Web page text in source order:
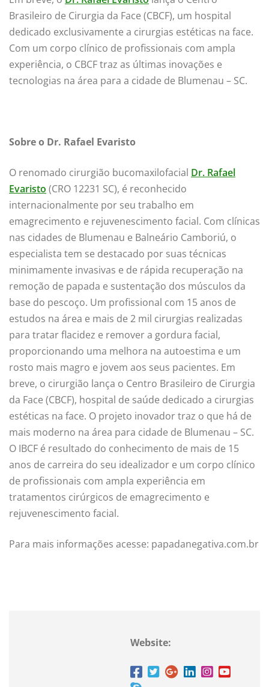
Brasileiro de Cirurgia da Face (CBCF), um hospital
dedicado exclusivamente a cirurgias estéticas na face.
Com um corpo clínico de profissionais com ampla
experiência, o CBCF traz as últimas inovações e
tecnologias na área para a cidade de Blumenau – SC.
Sobre o Dr. Rafael Evaristo
O renomado cirurgião bucomaxilofacial Dr. Rafael
Evaristo (CRO 12231 SC), é reconhecido
internacionalmente por seu trabalho em
emagrecimento e rejuvenescimento facial. Com clínicas
nas cidades de Blumenau e Balneário Camboriú, o
especialista tem se destacado por suas técnicas
minimamente invasivas e de rápida recuperação na
remoção de papada e sustentação dos músculos da
base do pescoço. Um profissional com 15 anos de
estudos na área e mais de 2 mil cirurgias realizadas
para tratar flacidez e remover a gordura facial,
proporcionando uma melhora na autoestima e um
rosto mais magro e jovem aos seus pacientes. Em
breve, o cirurgião lança o Centro Brasileiro de Cirurgia
da Face (CBCF), hospital de saúde dedicado a cirurgias
estéticas na face. O projeto inovador traz o que há de
mais moderno na área para cidade de Blumenau – SC.
O IBCF é resultado do conhecimento de mais de 15
anos de carreira do seu idealizador e um corpo clínico
de profissionais com ampla experiência em
tratamentos cirúrgicos de emagrecimento e
rejuvenescimento facial.
Para mais informações acesse: papadanegativa.com.br
Website: